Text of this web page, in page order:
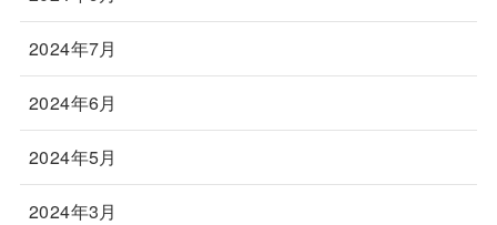
2024年7月
2024年6月
2024年5月
2024年3月